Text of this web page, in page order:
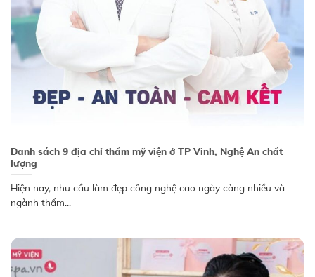
Danh sách 9 địa chỉ thẩm mỹ viện ở TP Vinh, Nghệ An chất
lượng
Hiện nay, nhu cầu làm đẹp công nghệ cao ngày càng nhiều và
ngành thẩm...